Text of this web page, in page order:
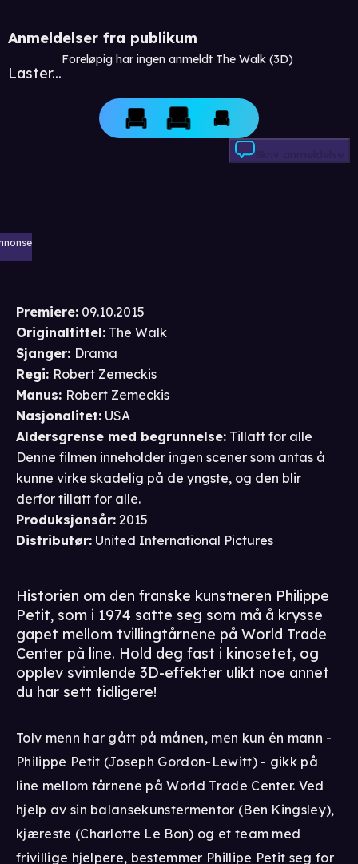
Anmeldelser fra publikum
Laster...
Foreløpig har ingen anmeldt The Walk (3D)
Skriv anmeldelse
Premiere: 09.10.2015
Originaltittel: The Walk
Sjanger: Drama
Regi: Robert Zemeckis
Manus: Robert Zemeckis
Nasjonalitet: USA
Aldersgrense med begrunnelse: Tillatt for alle
Denne filmen inneholder ingen scener som antas å
kunne virke skadelig på de yngste, og den blir
derfor tillatt for alle.
Produksjonsår: 2015
Distributør: United International Pictures
Historien om den franske kunstneren Philippe
Petit, som i 1974 satte seg som må å krysse
gapet mellom tvillingtårnene på World Trade
Center på line. Hold deg fast i kinosetet, og
opplev svimlende 3D-effekter ulikt noe annet
du har sett tidligere!
Tolv menn har gått på månen, men kun én mann -
Philippe Petit (Joseph Gordon-Lewitt) - gikk på
line mellom tårnene på World Trade Center. Ved
hjelp av sin balansekunstermentor (Ben Kingsley),
kjæreste (Charlotte Le Bon) og et team med
frivillige hjelpere, bestemmer Phillipe Petit seg for